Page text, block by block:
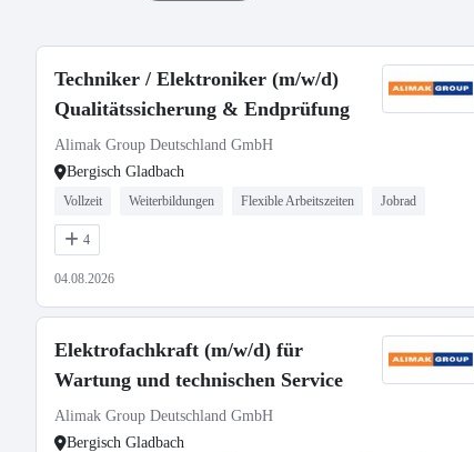
Techniker / Elektroniker (m/w/d)
Qualitätssicherung & Endprüfung
Alimak Group Deutschland GmbH
Bergisch Gladbach
Vollzeit Weiterbildungen Flexible Arbeitszeiten Jobrad
4
04.08.2026
Elektrofachkraft (m/w/d) für
Wartung und technischen Service
Alimak Group Deutschland GmbH
Bergisch Gladbach